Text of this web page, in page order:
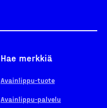
Hae merkkiä
Avainlippu-tuote
Avainlippu-palvelu